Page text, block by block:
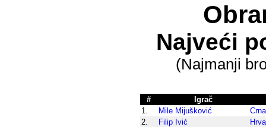
Najveći
(Najmanji
#
Igrač
1.
Mile Mijušković
2.
Filip Ivić